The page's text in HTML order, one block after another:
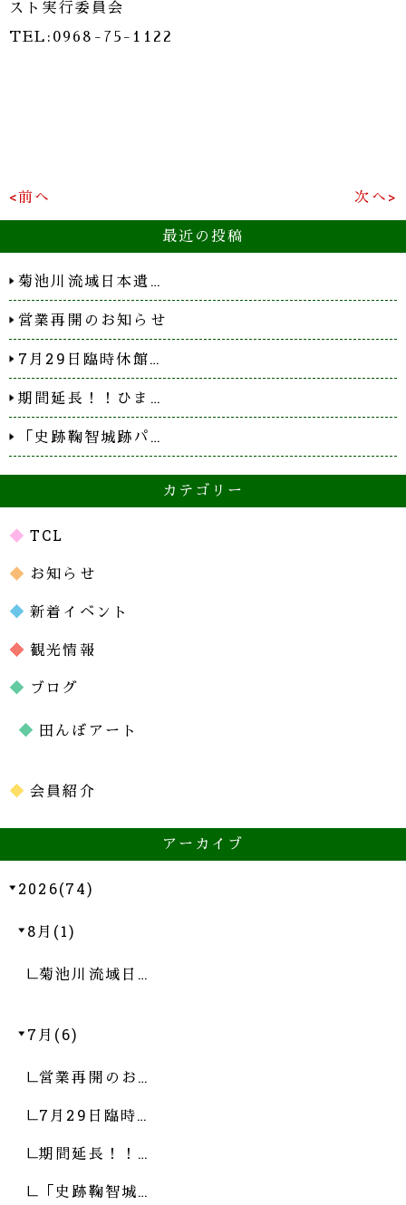
スト実行委員会
TEL:0968-75-1122
<前へ 次へ>
最近の投稿
菊池川流域日本遺…
営業再開のお知らせ
7月29日臨時休館…
期間延長！！ひま…
「史跡鞠智城跡パ…
カテゴリー
TCL
お知らせ
新着イベント
観光情報
ブログ
田んぼアート
会員紹介
アーカイブ
2026(74)
8月(1)
菊池川流域日…
7月(6)
営業再開のお…
7月29日臨時…
期間延長！！…
「史跡鞠智城…